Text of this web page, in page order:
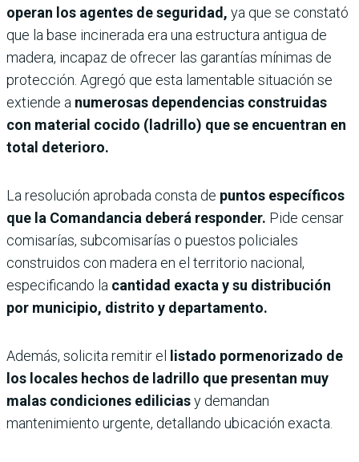
operan los agentes de seguridad, ya que se constató
que la base incinerada era una estructura antigua de
madera, incapaz de ofrecer las garantías mínimas de
protección. Agregó que esta lamentable situación se
extiende a numerosas dependencias construidas
con material cocido (ladrillo) que se encuentran en
total deterioro.
La resolución aprobada consta de puntos específicos
que la Comandancia deberá responder. Pide censar
comisarías, subcomisarías o puestos policiales
construidos con madera en el territorio nacional,
especificando la cantidad exacta y su distribución
por municipio, distrito y departamento.
Además, solicita remitir el
listado pormenorizado de
los locales hechos de ladrillo que presentan muy
malas condiciones ediliciasy demandan
mantenimiento urgente, detallando ubicación exacta.